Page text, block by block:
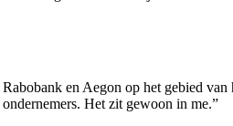
en Aegon op het gebied
Het zit gewoon in me.”